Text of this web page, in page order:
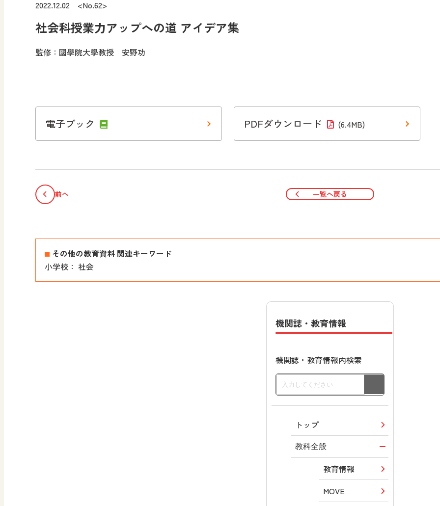
2022.12.02 <No.62>
社会科授業力アップへの道 アイデア集
監修：國學院大學教授 安野功
電子ブック PDFダウンロード (6.4MB)
前へ 一覧へ戻る
その他の教育資料 関連キーワード
小学校： 社会
機関誌・教育情報
機関誌・教育情報内検索
トップ
教科全般
教育情報
MOVE